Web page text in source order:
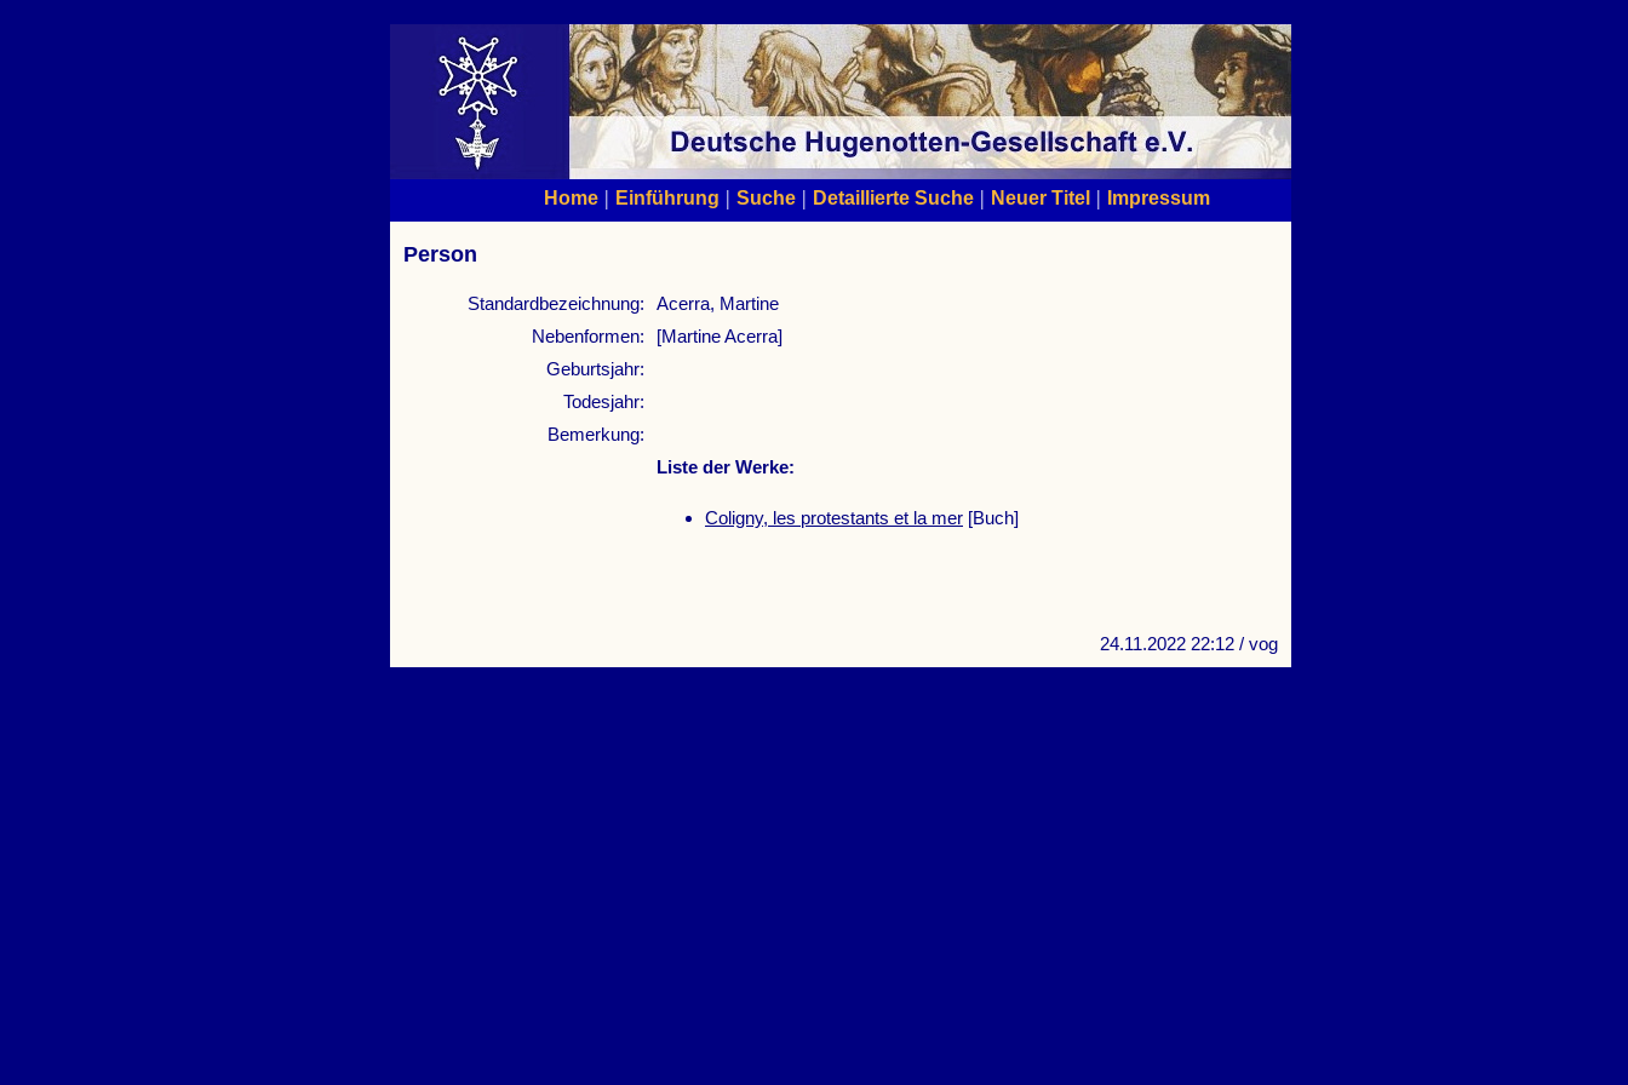
Home | Einführung | Suche | Detaillierte Suche | Neuer Titel | Impressum
Person
Standardbezeichnung:
Acerra, Martine
Nebenformen:
[Martine Acerra]
Geburtsjahr:
Todesjahr:
Bemerkung:
Liste der Werke:
Coligny, les protestants et la mer [Buch]
24.11.2022 22:12 / vog